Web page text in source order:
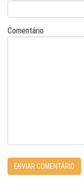
Comentário